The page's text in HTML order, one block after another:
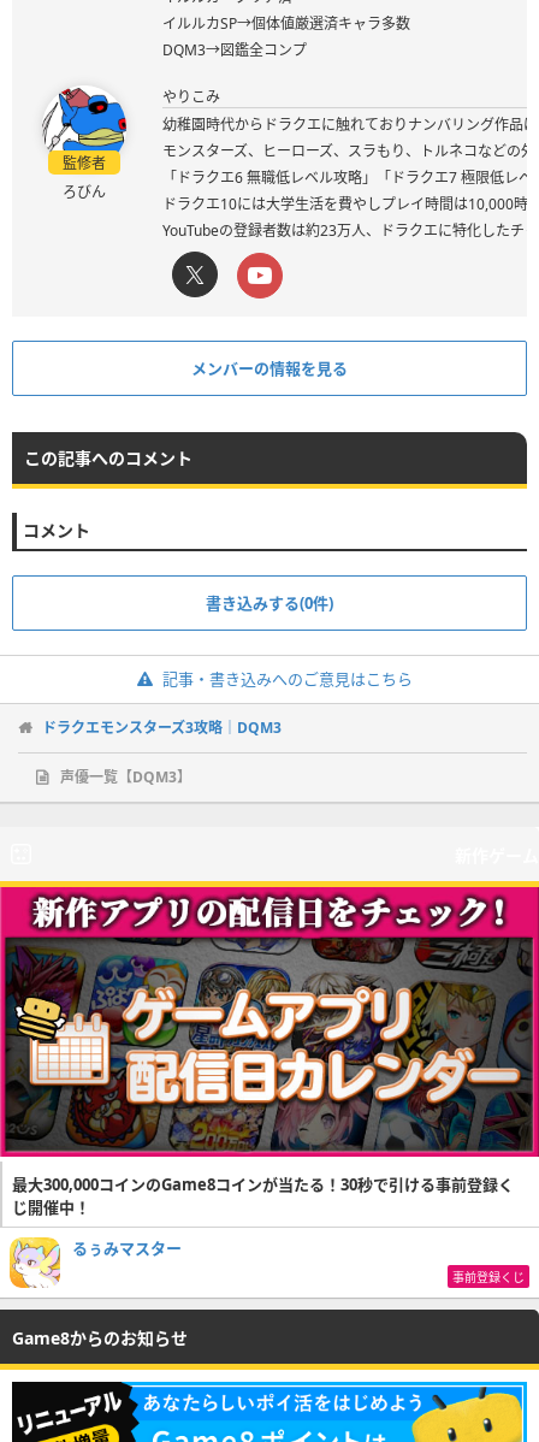
イルルカSP→個体値厳選済キャラ多数
DQM3→図鑑全コンプ
監修者
ろびん
やりこみ
幼稚園時代からドラクエに触れておりナンバリング作品
モンスターズ、ヒーローズ、スラもり、トルネコなどの
「ドラクエ6 無職低レベル攻略」「ドラクエ7 極限低レ
ドラクエ10には大学生活を費やしプレイ時間は10,000
YouTubeの登録者数は約23万人、ドラクエに特化したチ
メンバーの情報を見る
この記事へのコメント
コメント
書き込みする(0件)
記事・書き込みへのご意見はこちら
ドラクエモンスターズ3攻略｜DQM3
声優一覧【DQM3】
最大300,000コインのGame8コインが当たる！30秒で引ける事前登録く
じ開催中！
るぅみマスター
事前登録くじ
Game8からのお知らせ